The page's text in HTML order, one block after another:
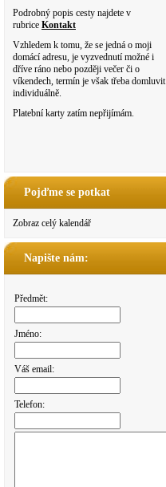
Podrobný popis cesty najdete v
rubrice Kontakt
Vzhledem k tomu, že se jedná o moji
domácí adresu, je vyzvednutí možné i
dříve ráno nebo později večer či o
víkendech, termín je však třeba domluvit
individuálně.
Platební karty zatím nepřijímám.
Pojďme se potkat
Zobraz celý kalendář
Napište nám:
Předmět:
Jméno:
Váš email:
Telefon: